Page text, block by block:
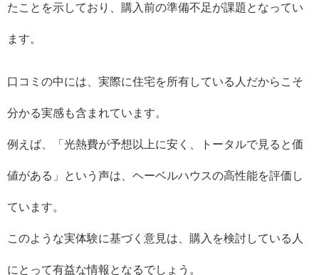
たことを示しており、購入前の準備不足が課題となってい
ます。
口コミの中には、実際に住宅を所有している人だからこそ
分かる実感も含まれています。
例えば、「光熱費が予想以上に安く、トータルで見ると価
値がある」という声は、ヘーベルハウスの高性能を評価し
ています。
このような実体験に基づく意見は、購入を検討している人
にとって有益な情報となるでしょう。